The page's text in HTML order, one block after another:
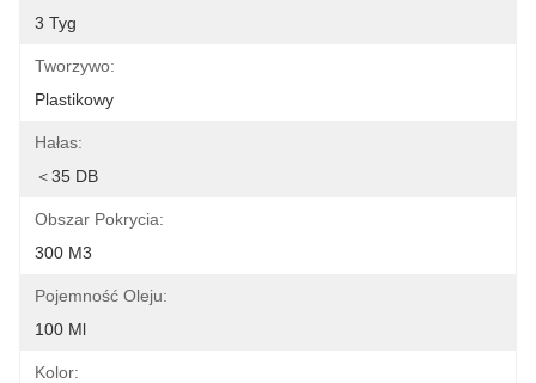
3 Tyg
Tworzywo:
Plastikowy
Hałas:
＜35 DB
Obszar Pokrycia:
300 M3
Pojemność Oleju:
100 Ml
Kolor: